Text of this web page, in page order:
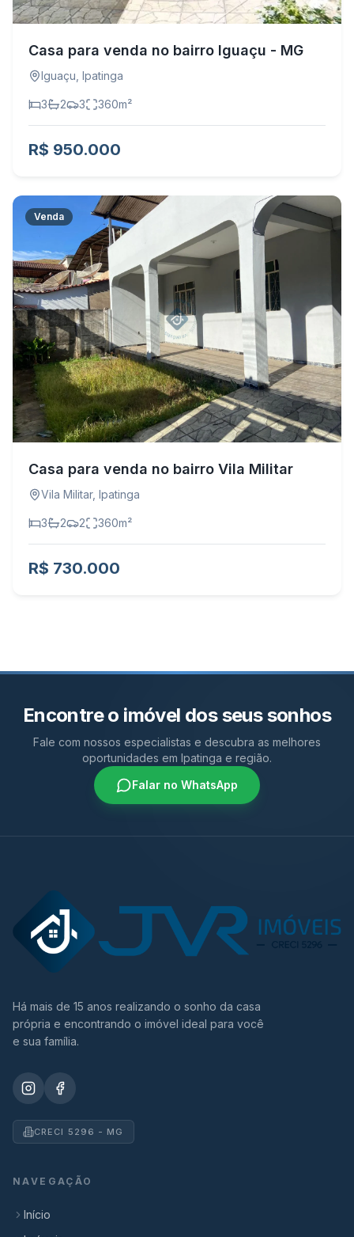
Casa para venda no bairro Iguaçu - MG
Iguaçu Ipatinga
3 2 3 360m²
R$ 950.000
Venda
Casa para venda no bairro Vila Militar
Vila Militar, Ipatinga
3 2 2 360m²
R$ 730.000
Encontre o imóvel dos seus sonhos
Fale com nossos especialistas e descubra as melhores
oportunidades em Ipatinga e região.
Falar no WhatsApp
Há mais de 15 anos realizando o sonho da casa
própria e encontrando o imóvel ideal para você
e sua família.
CRECI 5296 - MG
NAVEGAÇÃO
Início